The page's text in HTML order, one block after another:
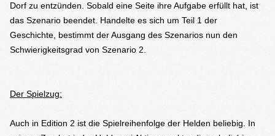
Dorf zu entzünden. Sobald eine Seite ihre Aufgabe erfüllt hat, ist
das Szenario beendet. Handelte es sich um Teil 1 der
Geschichte, bestimmt der Ausgang des Szenarios nun den
Schwierigkeitsgrad von Szenario 2.
Der Spielzug:
Auch in Edition 2 ist die Spielreihenfolge der Helden beliebig. In